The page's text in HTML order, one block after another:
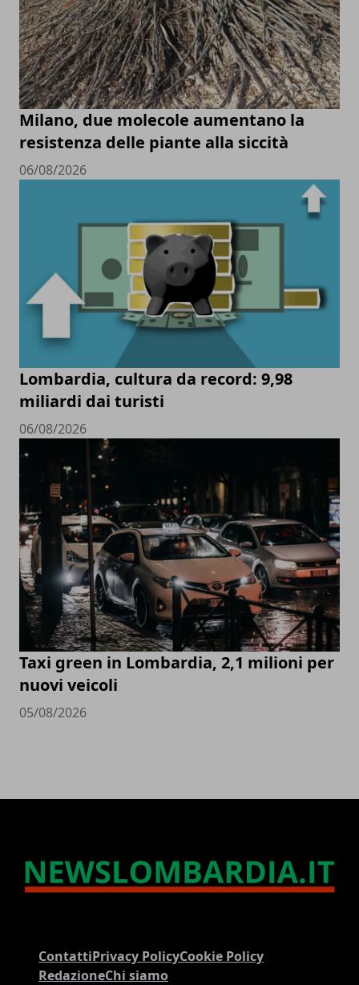
Milano, due molecole aumentano la
resistenza delle piante alla siccità
06/08/2026
Lombardia, cultura da record: 9,98
miliardi dai turisti
06/08/2026
Taxi green in Lombardia, 2,1 milioni per
nuovi veicoli
05/08/2026
ContattiPrivacy PolicyCookie Policy
RedazioneChi siamo